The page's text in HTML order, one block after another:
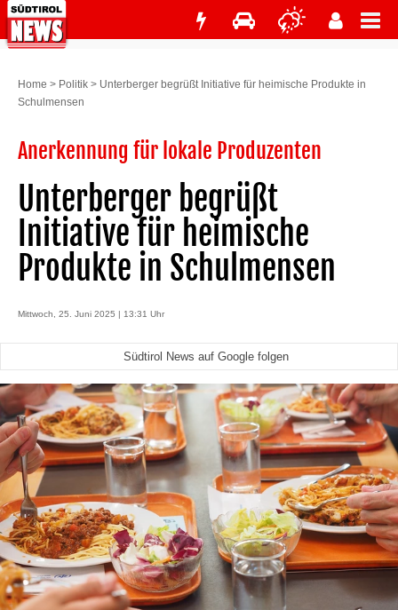
Home > Politik > Unterberger begrüßt Initiative für heimische Produkte in
Schulmensen
Anerkennung für lokale Produzenten
Unterberger begrüßt
Initiative für heimische
Produkte in Schulmensen
Mittwoch, 25. Juni 2025 | 13:31 Uhr
Südtirol News auf Google folgen